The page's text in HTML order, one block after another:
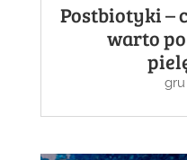
Postbiotyki –
warto
gru